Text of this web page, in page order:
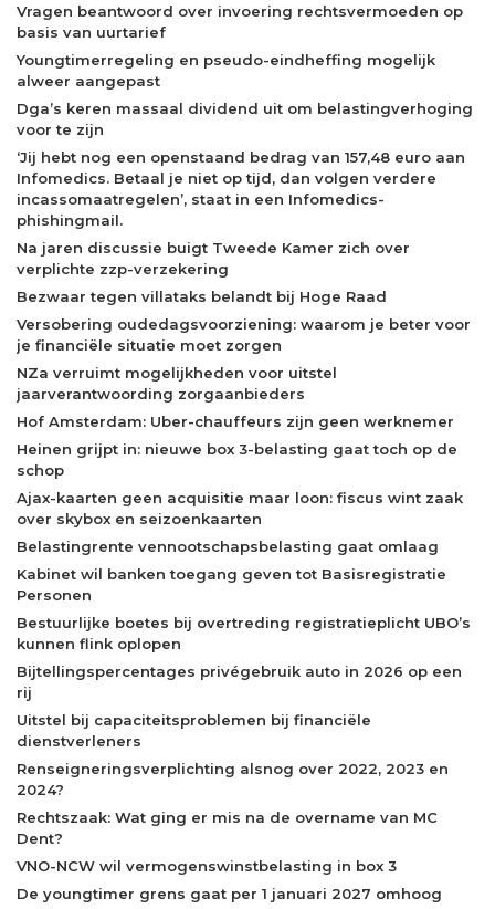
Vragen beantwoord over invoering rechtsvermoeden op
basis van uurtarief
Youngtimerregeling en pseudo-eindheffing mogelijk
alweer aangepast
Dga’s keren massaal dividend uit om belastingverhoging
voor te zijn
‘Jij hebt nog een openstaand bedrag van 157,48 euro aan
Infomedics. Betaal je niet op tijd, dan volgen verdere
incassomaatregelen’, staat in een Infomedics-
phishingmail.
Na jaren discussie buigt Tweede Kamer zich over
verplichte zzp-verzekering
Bezwaar tegen villataks belandt bij Hoge Raad
Versobering oudedagsvoorziening: waarom je beter voor
je financiële situatie moet zorgen
NZa verruimt mogelijkheden voor uitstel
jaarverantwoording zorgaanbieders
Hof Amsterdam: Uber-chauffeurs zijn geen werknemer
Heinen grijpt in: nieuwe box 3-belasting gaat toch op de
schop
Ajax-kaarten geen acquisitie maar loon: fiscus wint zaak
over skybox en seizoenkaarten
Belastingrente vennootschapsbelasting gaat omlaag
Kabinet wil banken toegang geven tot Basisregistratie
Personen
Bestuurlijke boetes bij overtreding registratieplicht UBO’s
kunnen flink oplopen
Bijtellingspercentages privégebruik auto in 2026 op een
rij
Uitstel bij capaciteitsproblemen bij financiële
dienstverleners
Renseigneringsverplichting alsnog over 2022, 2023 en
2024?
Rechtszaak: Wat ging er mis na de overname van MC
Dent?
VNO-NCW wil vermogenswinstbelasting in box 3
De youngtimer grens gaat per 1 januari 2027 omhoog